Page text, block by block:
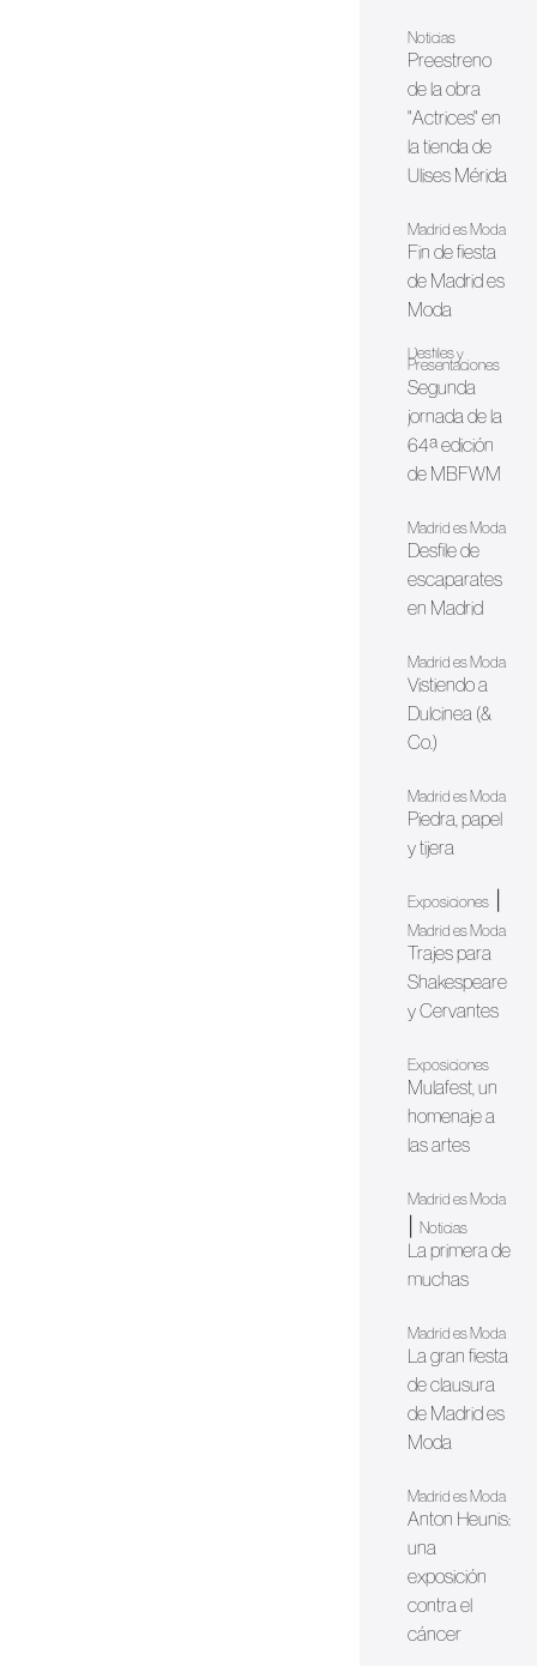
Noticias
Preestreno
de la obra
"Actrices" en
la tienda de
Ulises Mérida
Madrid es Moda
Fin de fiesta
de Madrid es
Moda
Desfiles y
Presentaciones
Segunda
jornada de la
64ª edición
de MBFWM
Madrid es Moda
Desfile de
escaparates
en Madrid
Madrid es Moda
Vistiendo a
Dulcinea (&
Co.)
Madrid es Moda
Piedra, papel
y tijera
Exposiciones
Madrid es Moda
Trajes para
Shakespeare
y Cervantes
Exposiciones
Mulafest, un
homenaje a
las artes
Madrid es Moda
|Noticias
La primera de
muchas
Madrid es Moda
La gran fiesta
de clausura
de Madrid es
Moda
Madrid es Moda
Anton Heunis:
una
exposición
contra el
cáncer